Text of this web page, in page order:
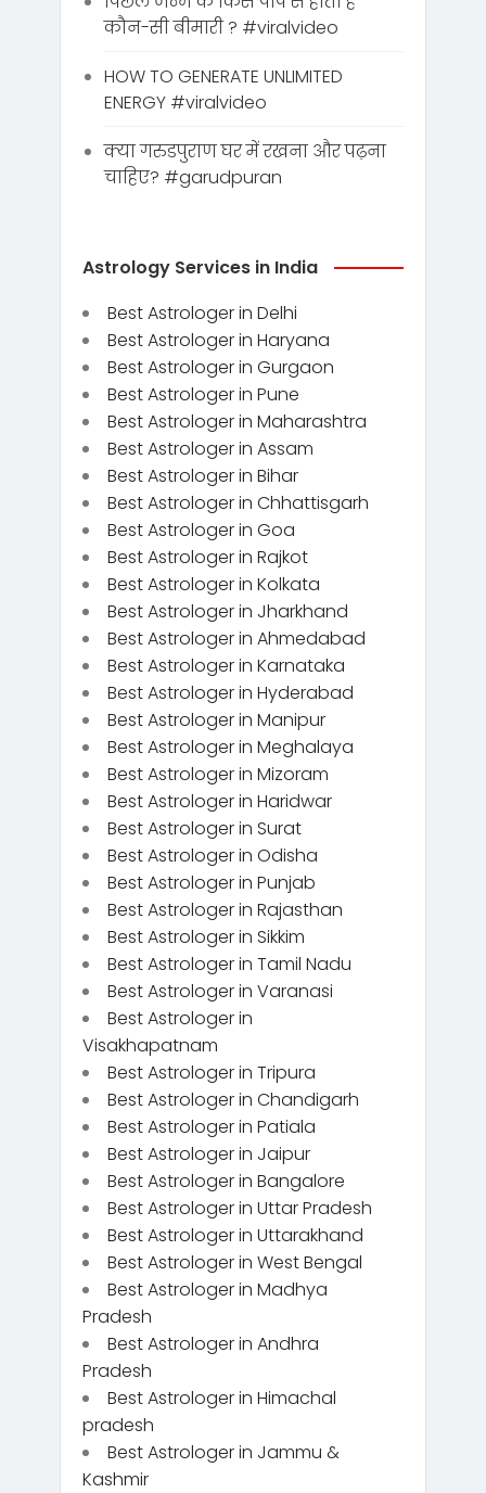
कौन-सी बीमारी ? #viralvideo
HOW TO GENERATE UNLIMITED
ENERGY #viralvideo
क्या गरुडपुराण घर में रखना और पढ़ना
चाहिए? #garudpuran
Astrology Services in India
Best Astrologer in Delhi
Best Astrologer in Haryana
Best Astrologer in Gurgaon
Best Astrologer in Pune
Best Astrologer in Maharashtra
Best Astrologer in Assam
Best Astrologer in Bihar
Best Astrologer in Chhattisgarh
Best Astrologer in Goa
Best Astrologer in Rajkot
Best Astrologer in Kolkata
Best Astrologer in Jharkhand
Best Astrologer in Ahmedabad
Best Astrologer in Karnataka
Best Astrologer in Hyderabad
Best Astrologer in Manipur
Best Astrologer in Meghalaya
Best Astrologer in Mizoram
Best Astrologer in Haridwar
Best Astrologer in Surat
Best Astrologer in Odisha
Best Astrologer in Punjab
Best Astrologer in Rajasthan
Best Astrologer in Sikkim
Best Astrologer in Tamil Nadu
Best Astrologer in Varanasi
Best Astrologer in
Visakhapatnam
Best Astrologer in Tripura
Best Astrologer in Chandigarh
Best Astrologer in Patiala
Best Astrologer in Jaipur
Best Astrologer in Bangalore
Best Astrologer in Uttar Pradesh
Best Astrologer in Uttarakhand
Best Astrologer in West Bengal
Best Astrologer in Madhya
Pradesh
Best Astrologer in Andhra
Pradesh
Best Astrologer in Himachal
pradesh
Best Astrologer in Jammu &
Kashmir